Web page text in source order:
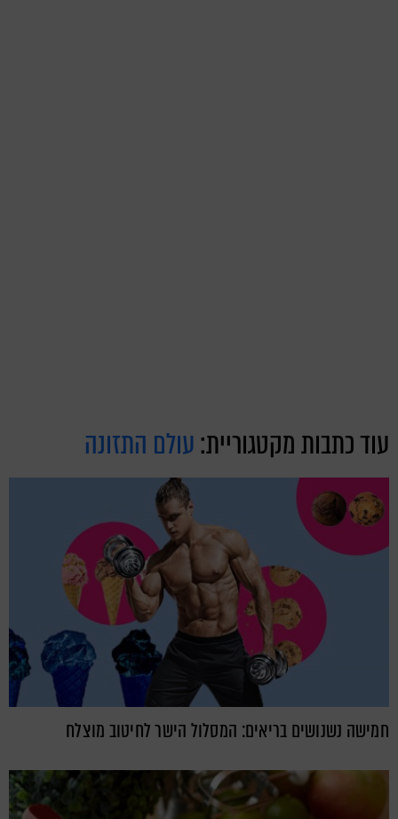
עוד כתבות מקטגוריית:עולם התזונה
חמישה נשנושים בריאים: המסלול הישר לחיטוב מוצלח